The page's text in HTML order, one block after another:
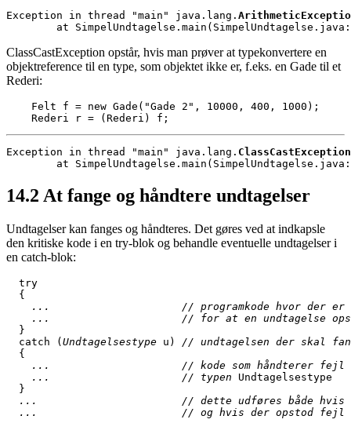
Exception in thread "main" java.lang.
at
ClassCastException opstår, hvis man prøver at typekonvertere en
objektreference til en type, som objektet ikke er, f.eks. en Gade til et
Rederi:
    Felt f = new Gade("Gade 2", 10000, 400, 1000);
    Rederi r = (Rederi) f;
Exception in thread "main" java.lang.
at
14.2 At fange og håndtere undtagelser
Undtagelser kan fanges og håndteres. Det gøres ved at indkapsle
den kritiske kode i en try-blok og behandle eventuelle undtagelser i
en catch-blok:
  try
...                     // programkode hvor der er
...                     // for at en undtagelse
  catch (
Undtagelsestype u) // undtagelsen der skal
...                     // kode som håndterer fejl
    ...                     // typen
Undtagelsestype
...                       // dette udføres både hvis
...                       // og hvis der opstod